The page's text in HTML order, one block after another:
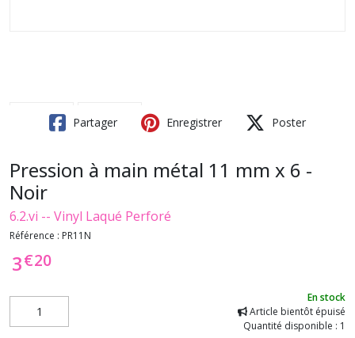
Partager Enregistrer Poster
Pression à main métal 11 mm x 6 -
Noir
6.2.vi -- Vinyl Laqué Perforé
Référence : PR11N
3€20
En stock
Article bientôt épuisé
Quantité disponible : 1